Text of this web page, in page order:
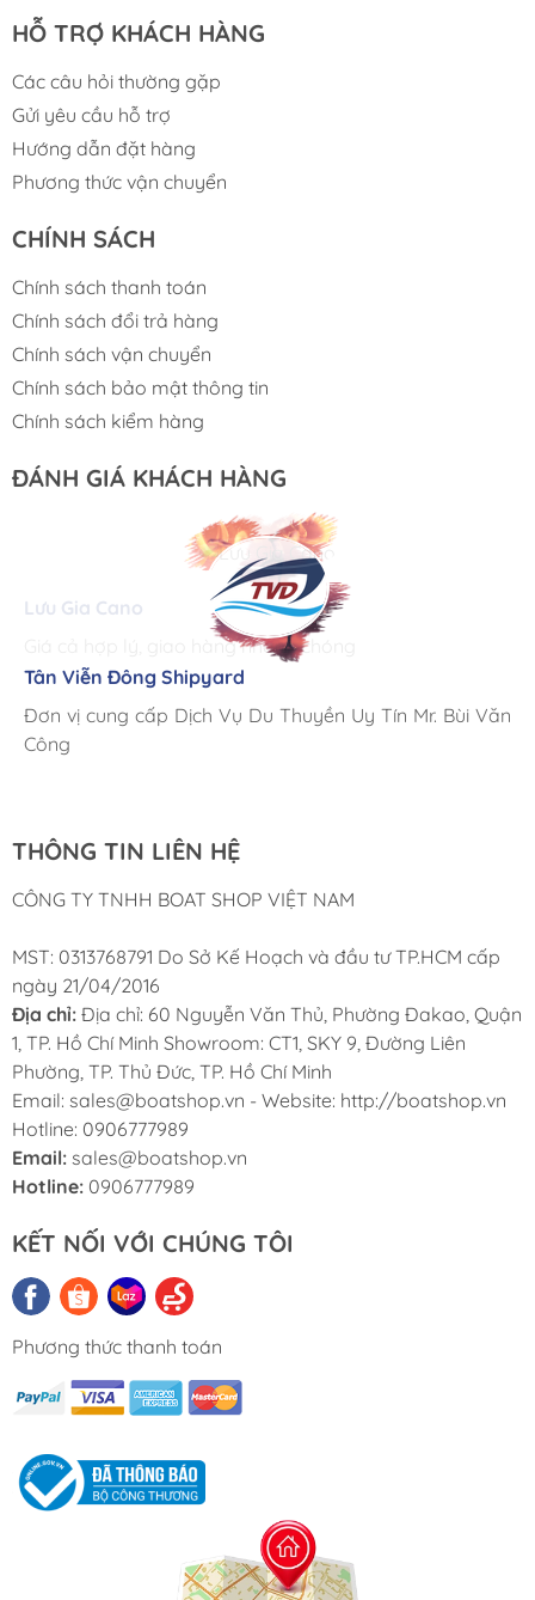
HỖ TRỢ KHÁCH HÀNG
Các câu hỏi thường gặp
Gửi yêu cầu hỗ trợ
Hướng dẫn đặt hàng
Phương thức vận chuyển
CHÍNH SÁCH
Chính sách thanh toán
Chính sách đổi trả hàng
Chính sách vận chuyển
Chính sách bảo mật thông tin
Chính sách kiểm hàng
ĐÁNH GIÁ KHÁCH HÀNG
Tân Viễn Đông Shipyard
Đơn vị cung cấp Dịch Vụ Du Thuyền Uy Tín Mr. Bùi Văn
Công
Cung ứng sản phẩm nhanh chóng chuyên nghiệp
Chúng tôi có thể mua những sản phẩm tốt ngay tại Việt
Lưu Gia Cano
Giá cả hợp lý, giao hàng nhanh chóng
THÔNG TIN LIÊN HỆ
CÔNG TY TNHH BOAT SHOP VIỆT NAM
MST: 0313768791 Do Sở Kế Hoạch và đầu tư TP.HCM cấp
ngày 21/04/2016
Địa chỉ: Địa chỉ: 60 Nguyễn Văn Thủ, Phường Đakao, Quận
1, TP. Hồ Chí Minh Showroom: CT1, SKY 9, Đường Liên
Phường, TP. Thủ Đức, TP. Hồ Chí Minh
Email: sales@boatshop.vn - Website: http://boatshop.vn
Hotline: 0906777989
Email: sales@boatshop.vn
Hotline: 0906777989
KẾT NỐI VỚI CHÚNG TÔI
Phương thức thanh toán